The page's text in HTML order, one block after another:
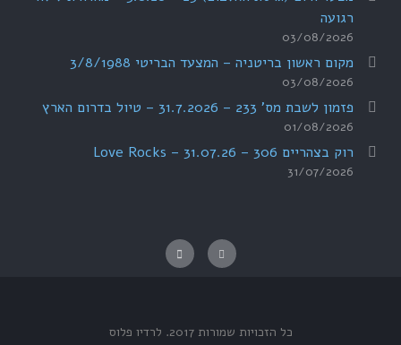
רגועה
03/08/2026
מקום ראשון בריטניה – המצעד הבריטי 3/8/1988
03/08/2026
פזמון לשבת מס' 233 – 31.7.2026 – טיול בדרום הארץ
01/08/2026
רוק בצהריים 306 – 31.07.26 – Love Rocks
31/07/2026
כל הזכויות שמורות 2017. לרדיו פלוס